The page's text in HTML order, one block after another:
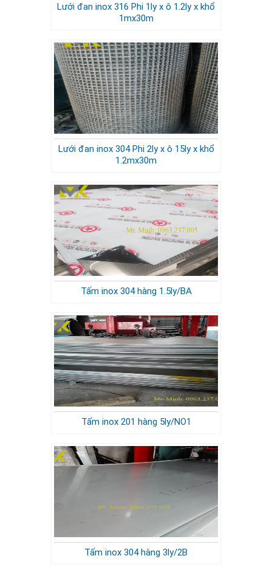
Lưới đan inox 316 Phi 1ly x ô 1.2ly x khổ
1mx30m
Lưới đan inox 304 Phi 2ly x ô 15ly x khổ
1.2mx30m
Tấm inox 304 hàng 1.5ly/BA
Tấm inox 201 hàng 5ly/NO1
Tấm inox 304 hàng 3ly/2B